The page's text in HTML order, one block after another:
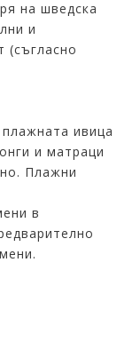
на шведска
и
(съгласно
ивица
и матраци
Плажни
в